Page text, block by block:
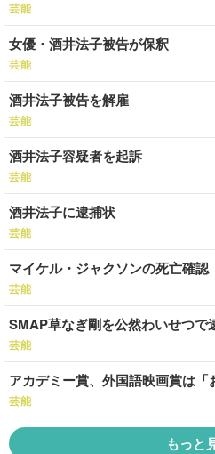
芸能
女優・酒井法子被告が保釈
芸能
酒井法子被告を解雇
芸能
酒井法子容疑者を起訴
芸能
酒井法子に逮捕状
芸能
マイケル・ジャクソンの死亡確認
芸能
SMAP草なぎ剛を公然わいせつで
芸能
アカデミー賞、外国語映画賞は「
芸能
もっと